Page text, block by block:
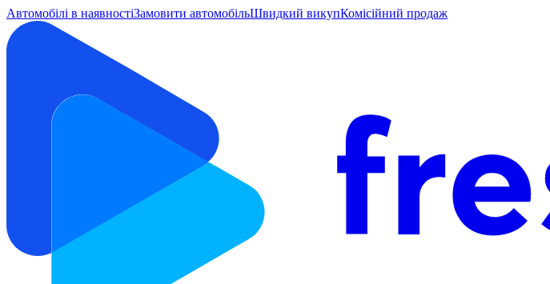
Автомобілі в наявностіЗамовити автомобільШвидкий викупКомісійний продаж